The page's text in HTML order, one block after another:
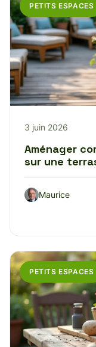
PETITS ESPACES
3 juin 2026
Aménager
sur une
Maurice
PETITS ESPACES